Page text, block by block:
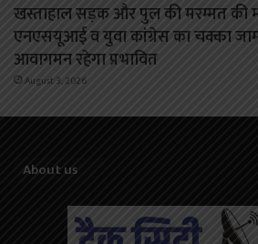
खस्ताहाल सड़क और पुल की मरम्मत की
एनएसयूआई व युवा कांग्रेस का चक्का
आवागमन रहेगा प्रभावित
August 3, 2026
About us